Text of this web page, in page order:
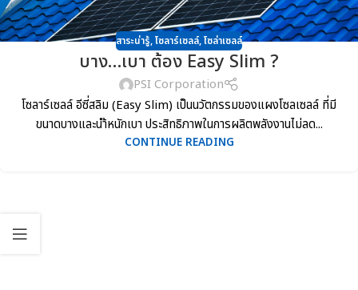
สาระน่ารู้,โซลาร์เซลล์,โซล่าเซลล์
บาง…เบา ต้อง Easy Slim ?
PSI Corporation
โซลาร์เซลล์ อีซี่สลิม (Easy Slim) เป็นนวัตกรรมของแผงโซลเซลล์ ที่มี
ขนาดบางและนำ้หนักเบา ประสิทธิภาพในการผลิตพลังงานไม่ลด...
CONTINUE READING